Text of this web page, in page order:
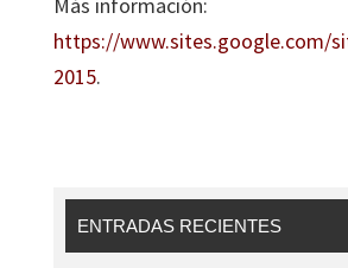
https://www.sites.google.com/
2015.
ENTRADAS RECIENTES